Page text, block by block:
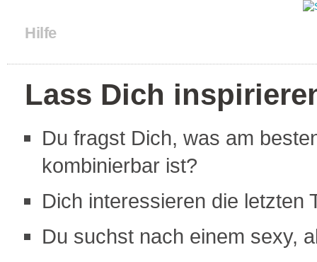
Hilfe
Lass Dich
Du fragst Dich, was am
kombinierbar ist?
Dich interessieren die letzten
Du suchst nach einem sexy,